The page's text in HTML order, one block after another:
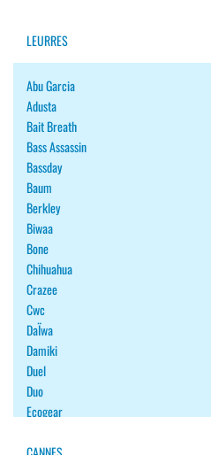
LEURRES
Abu Garcia
Adusta
Bait Breath
Bass Assassin
Bassday
Baum
Berkley
Biwaa
Bone
Chihuahua
Crazee
Cwc
DaÏwa
Damiki
Duel
Duo
Ecogear